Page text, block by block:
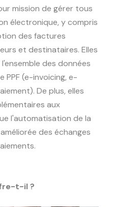
mission de gérer tous
électronique, y compris
des factures
et destinataires. Elles
des données
PPF (e-invoicing, e-
De plus, elles
aux
l'automatisation de la
des échanges
t-il ?